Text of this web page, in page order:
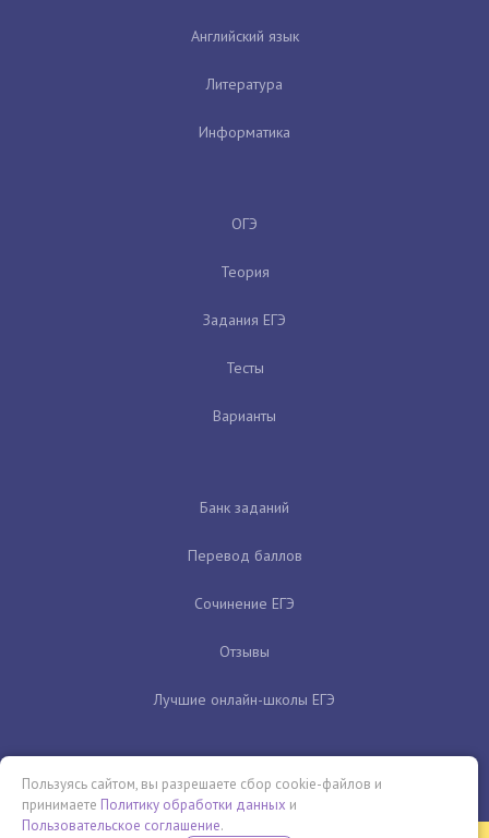
Английский язык
Литература
Информатика
ОГЭ
Теория
Задания ЕГЭ
Тесты
Варианты
Банк заданий
Перевод баллов
Сочинение ЕГЭ
Отзывы
Лучшие онлайн-школы ЕГЭ
Пользуясь сайтом, вы разрешаете сбор cookie-файлов и
принимаете Политику обработки данных и
Пользовательское соглашение.